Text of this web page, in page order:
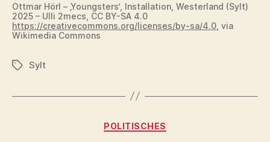
Ottmar Hörl – ‚Youngsters‘, Installation, Westerland (Sylt)
2025 – Ulli 2mecs, CC BY-SA 4.0
https://creativecommons.org/licenses/by-sa/4.0 , via
Wikimedia Commons
Schlagwörter
Sylt
Kategorien
POLITISCHES